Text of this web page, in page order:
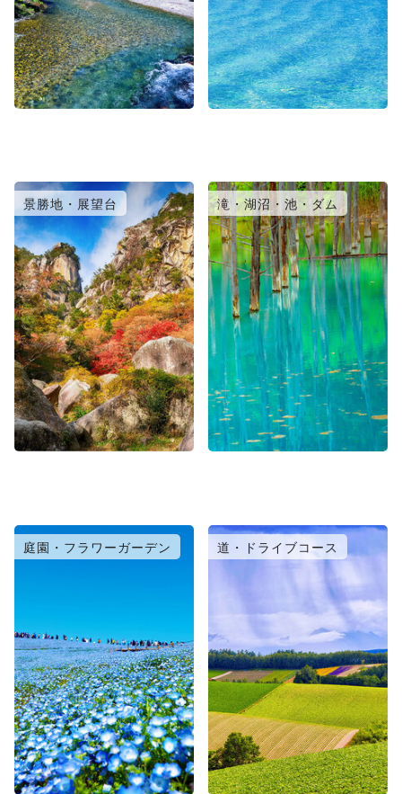
景勝地・展望台 滝・湖沼・池・ダム
庭園・フラワーガーデン 道・ドライブコース